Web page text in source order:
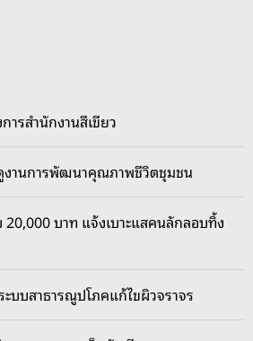
ารสำนักงานสีเขียว
านการพัฒนาคุณภาพชีวิตชุมชน
บาท แจ้งเบาะแสคนลักลอบทิ้ง
บบสาธารณูปโภคแก้ไขผิวจราจร